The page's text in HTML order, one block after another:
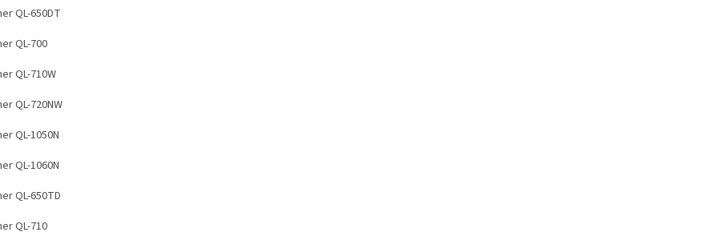
QL-650DT
QL-700
QL-710W
QL-720NW
QL-1050N
QL-1060N
QL-650TD
QL-710